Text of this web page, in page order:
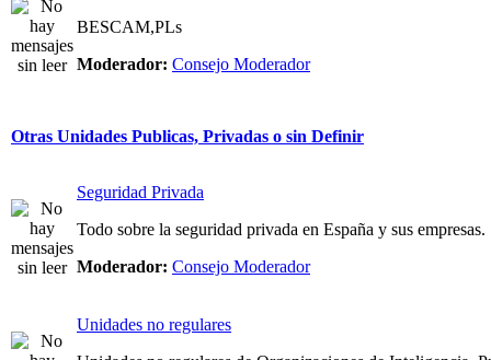
BESCAM,PLs
Moderador: Consejo Moderador
Otras Unidades Publicas, Privadas o sin Definir
Seguridad Privada
Todo sobre la seguridad privada en España y sus empresas.
Moderador: Consejo Moderador
Unidades no regulares